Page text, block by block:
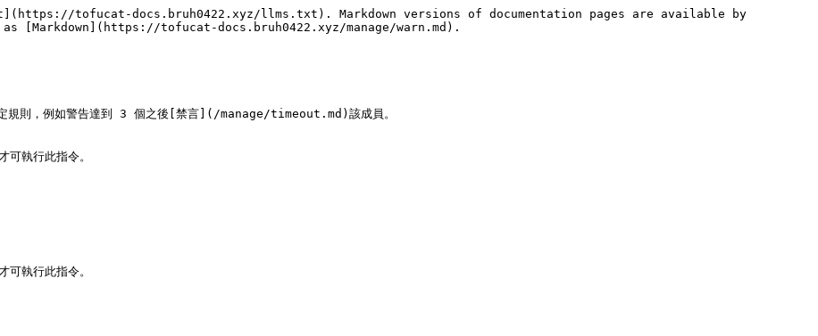
tofucat-docs.bruh0422.xyz/llms.txt). Markdown versions of documentation pages are available by
[Markdown](https://tofucat-docs.bruh0422.xyz/manage/warn.md).
定規則，例如警告達到 3 個之後[禁言](/manage/timeout.md)該成員。
執行此指令。
執行此指令。